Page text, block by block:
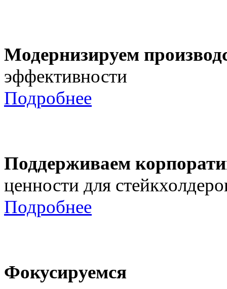
Модернизируем
эффективности
Подробнее
Поддерживаем
ценности для
Подробнее
Фокусируемся